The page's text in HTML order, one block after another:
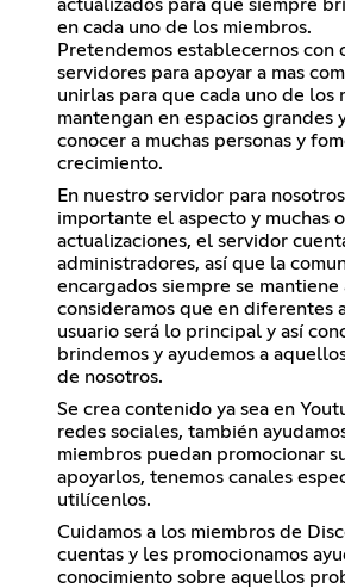
actualizados para que siempre
en cada uno de los miembros.
Pretendemos establecernos con
servidores para apoyar a mas
unirlas para que cada uno de los
mantengan en espacios grandes
conocer a muchas personas y
crecimiento.
En nuestro servidor para
importante el aspecto y muchas
actualizaciones, el servidor
administradores, así que la
encargados siempre se mantiene
consideramos que en diferentes
usuario será lo principal y así
brindemos y ayudemos a
de nosotros.
Se crea contenido ya sea en
redes sociales, también
miembros puedan promocionar
apoyarlos, tenemos canales
utilícenlos.
Cuidamos a los miembros de
cuentas y les promocionamos
conocimiento sobre aquellos